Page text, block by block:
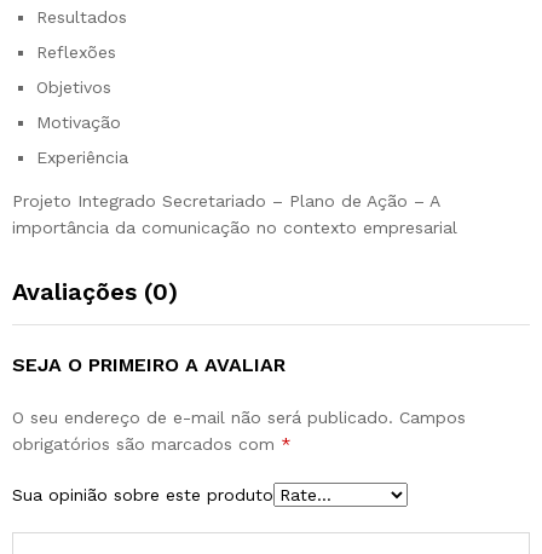
Resultados
Reflexões
Objetivos
Motivação
Experiência
Projeto Integrado Secretariado – Plano de Ação – A
importância da comunicação no contexto empresarial
Avaliações (0)
SEJA O PRIMEIRO A AVALIAR
O seu endereço de e-mail não será publicado. Campos
obrigatórios são marcados com *
Sua opinião sobre este produto